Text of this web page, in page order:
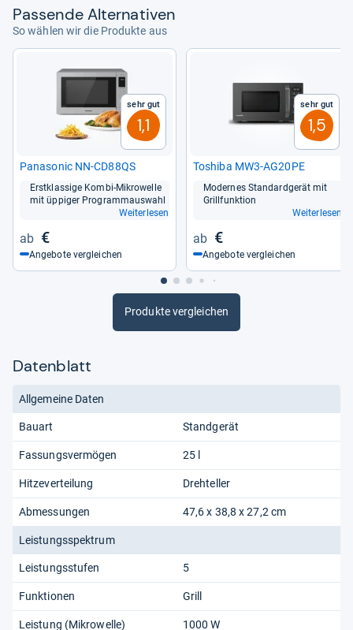
Pas­sende Alter­na­ti­ven
So wählen wir die Produkte aus
Sehr gut
1,1
Pana­so­nic NN-​CD88QS
Erst­klas­sige Kombi-​Mikro­welle
mit üppi­ger Pro­gram­m­aus­wahl
Weiterlesen
€
Angebote vergleichen
Sehr gut
1,5
Tos­hiba MW3-​AG20PE
Moder­nes Stan­dard­ge­rät mit
Grill­funk­tion
Weiterlesen
€
Angebote vergleichen
Produkte vergleichen
Datenblatt
Allgemeine Daten
Bauart Standgerät
Fassungsvermögen 25 l
Hitzeverteilung Drehteller
Abmessungen 47,6 x 38,8 x 27,2 cm
Leistungsspektrum
Leistungsstufen 5
Funktionen Grill
Leistung (Mikrowelle) 1000 W